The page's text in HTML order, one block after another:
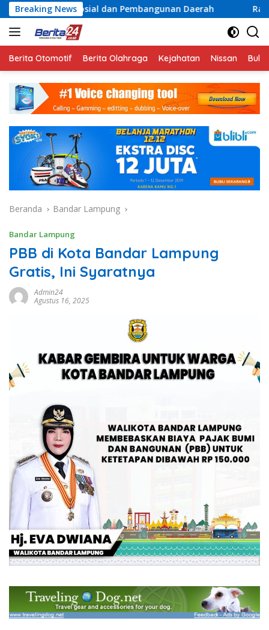
Langsung
ke
konten
Breaking News
dan Pembangunan Daerah Rayakan Semangat
Berita Otomotif Berita Olahraga Kejahatan Nissan
Beranda Bandar Lampung
Bandar Lampung
PBB di Kota Bandar Lampung
Gratis, Ini Syaratnya
Admin24
Agustus 16, 2025